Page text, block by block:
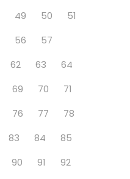
49 50
51
56
57
62 63
64
69 70
71
76 77
78
83 84
85
90 91
92